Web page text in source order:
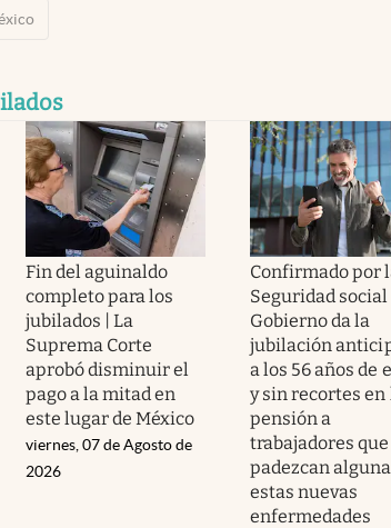
Fin del aguinaldo
completo para los
jubilados | La
Suprema Corte
aprobó disminuir el
pago a la mitad en
este lugar de México
viernes, 07 de Agosto de
2026
Confirmado por
Seguridad social
Gobierno da la
jubilación
a los 56 años de
y sin recortes en
pensión a
trabajadores que
padezcan
estas nuevas
enfermedades